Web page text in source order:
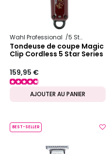
Wahl Professional 5 Star Series
Tondeuse de coupe Magic
Clip Cordless 5 Star Series
159,95 €
AJOUTER AU PANIER
BEST-SELLER